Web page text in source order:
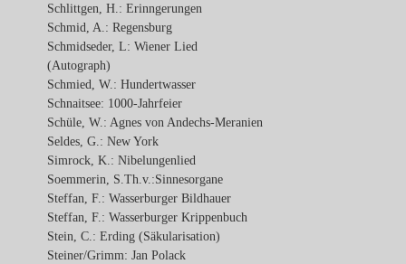
Schlittgen, H.: Erinngerungen
Schmid, A.: Regensburg
Schmidseder, L: Wiener Lied
(Autograph)
Schmied, W.: Hundertwasser
Schnaitsee: 1000-Jahrfeier
Schüle, W.: Agnes von Andechs-Meranien
Seldes, G.: New York
Simrock, K.: Nibelungenlied
Soemmerin, S.Th.v.:Sinnesorgane
Steffan, F.: Wasserburger Bildhauer
Steffan, F.: Wasserburger Krippenbuch
Stein, C.: Erding (Säkularisation)
Steiner/Grimm: Jan Polack